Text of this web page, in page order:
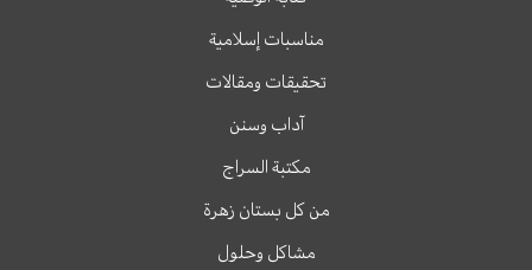
مناسبات إسلامية
تحقيقات ومقالات
آداب وسنن
مكتبة السراج
من كل بستان زهرة
مشاكل وحلول